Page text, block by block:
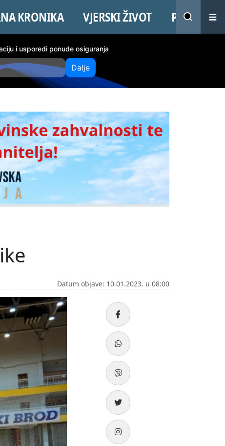
KRONIKA VJERSKI ŽIVOT PROMO
i usporedi ponude osiguranja
Dalje
Datum objave: 10.01.2023. u 08:00